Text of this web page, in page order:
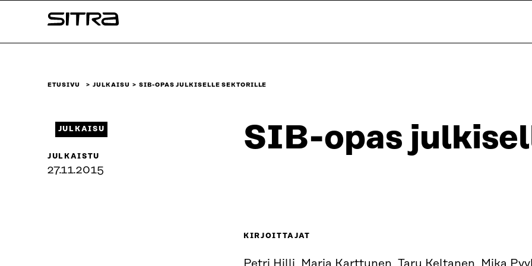
sisältöön
Sitra
ETUSIVU JULKAISU SIB-OPAS JULKISELLE SEKTORILLE
SIB-opas
JULKAISU
JULKAISTU
27.11.2015
KIRJOITTAJAT